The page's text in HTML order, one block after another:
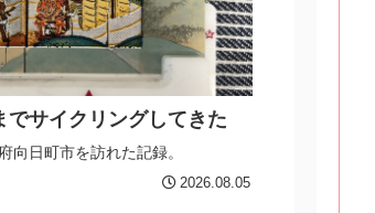
サイクリングしてきた
向日町市を訪れた記録。
2026.08.05